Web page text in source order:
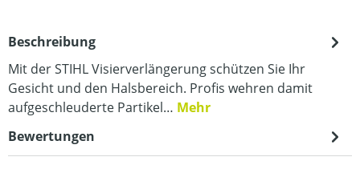
Beschreibung
Mit der STIHL Visierverlängerung schützen Sie Ihr
Gesicht und den Halsbereich. Profis wehren damit
aufgeschleuderte Partikel… Mehr
Bewertungen